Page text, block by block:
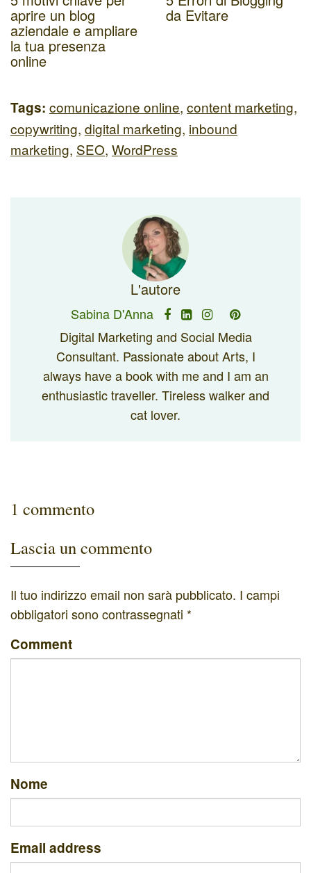
aprire un blog
aziendale e ampliare
la tua presenza
online
da Evitare
Tags: comunicazione online, content marketing,
copywriting, digital marketing, inbound
marketing, SEO, WordPress
L'autore
Sabina D'Anna
Digital Marketing and Social Media
Consultant. Passionate about Arts, I
always have a book with me and I am an
enthusiastic traveller. Tireless walker and
cat lover.
1 commento
Lascia un commento
Il tuo indirizzo email non sarà pubblicato. I campi
obbligatori sono contrassegnati *
Comment
Nome
Email address